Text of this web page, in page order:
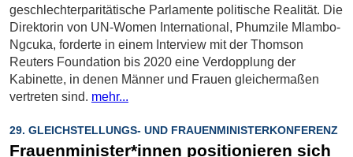
geschlechterparitätische Parlamente politische Realität. Die
Direktorin von UN-Women International, Phumzile Mlambo-
Ngcuka, forderte in einem Interview mit der Thomson
Reuters Foundation bis 2020 eine Verdopplung der
Kabinette, in denen Männer und Frauen gleichermaßen
vertreten sind. mehr...
29. GLEICHSTELLUNGS- UND FRAUENMINISTERKONFERENZ
Frauenminister*innen positionieren sich